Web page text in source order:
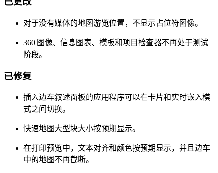
对于没有媒体的地图游览位置，不显示占位符图像。
360 图像、信息图表、模板和项目检查器不再处于测试
阶段。
已修复
插入边车叙述面板的应用程序可以在卡片和实时嵌入模
式之间切换。
快速地图大型块大小按预期显示。
在打印预览中，文本对齐和颜色按预期显示，并且边车
中的地图不再截断。